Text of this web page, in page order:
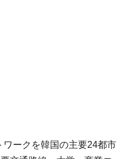
ークを韓国の主要24都市